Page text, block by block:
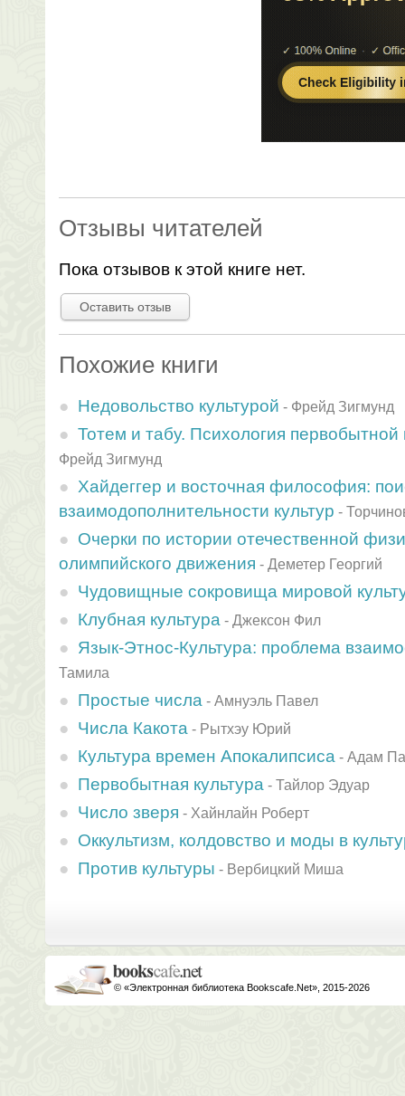
Отзывы читателей
Пока отзывов к этой книге нет.
Оставить отзыв
Похожие книги
Недовольство культурой - Фрейд Зигмунд
Тотем и табу. Психология первобытной
Фрейд Зигмунд
Хайдеггер и восточная философия:
взаимодополнительности культур -
Очерки по истории отечественной
олимпийского движения - Деметер Георгий
Чудовищные сокровища мировой
Клубная культура - Джексон Фил
Язык-Этнос-Культура: проблема
Тамила
Простые числа - Амнуэль Павел
Числа Какота - Рытхэу Юрий
Культура времен Апокалипсиса - Адам
Первобытная культура - Тайлор Эдуар
Число зверя - Хайнлайн Роберт
Оккультизм, колдовство и моды в
Против культуры - Вербицкий Миша
© «Электронная библиотека Bookscafe.Net», 2015-2026